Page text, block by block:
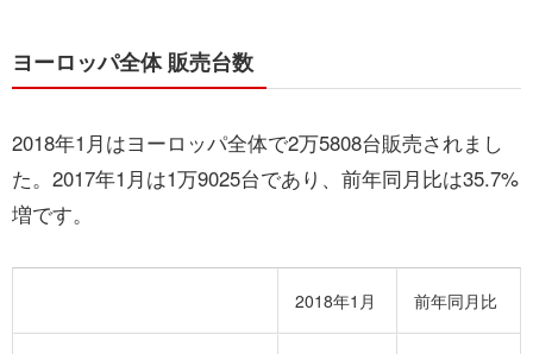
ヨーロッパ全体 販売台数
2018年1月はヨーロッパ全体で2万5808台販売されまし
た。2017年1月は1万9025台であり、前年同月比は35.7%
増です。
2018年1月 前年同月比